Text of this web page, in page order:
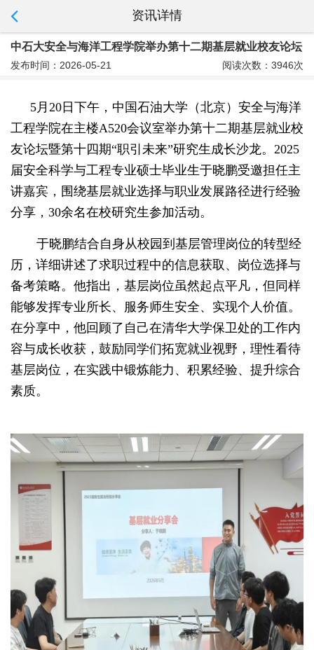
资讯详情
中石大安全与海洋工程学院举办第十二期基层就业校友论坛
发布时间：2026-05-21 阅读次数：3946次
5月20 日下午，中国石油大学（北京）安全与海洋
工程学院在主楼A520会议室举办第十二期基层就业校
友论坛暨第十四期“职引未来”研究生成长沙龙。2025
届安全科学与工程专业硕士毕业生于晓鹏受邀担任主
讲嘉宾，围绕基层就业选择与职业发展路径进行经验
分享，30余名在校研究生参加活动。
于晓鹏结合自身从校园到基层管理岗位的转型经
历，详细讲述了求职过程中的信息获取、岗位选择与
备考策略。他指出，基层岗位虽然起点平凡，但同样
能够发挥专业所长、服务师生安全、实现个人价值。
在分享中，他回顾了自己在清华大学保卫处的工作内
容与成长收获，鼓励同学们拓宽就业视野，理性看待
基层岗位，在实践中锻炼能力、积累经验、提升综合
素质。